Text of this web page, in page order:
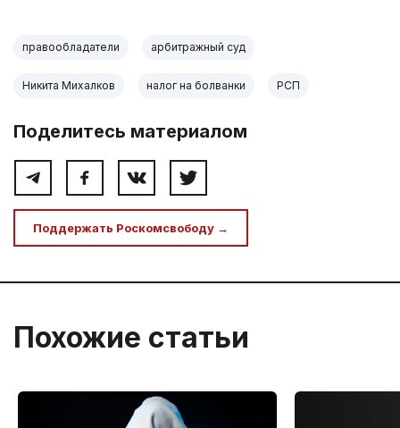
правообладатели арбитражный суд
Никита Михалков налог на болванки РСП
Поделитесь материалом
Поддержать Роскомсвободу →
Похожие статьи